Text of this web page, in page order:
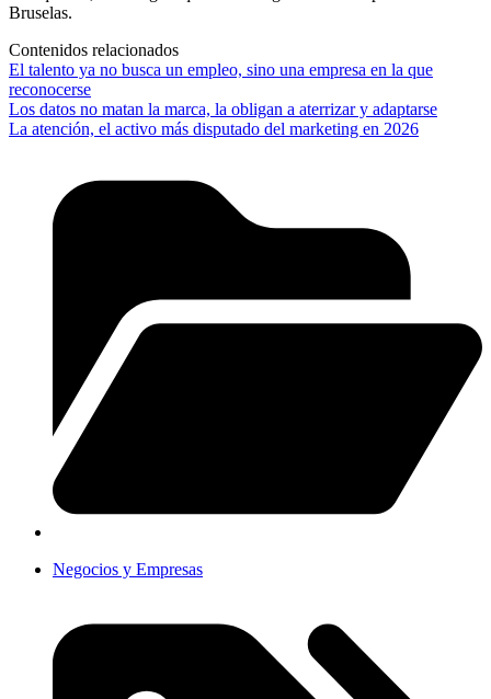
Bruselas.
Contenidos relacionados
El talento ya no busca un empleo, sino una empresa en la que
reconocerse
Los datos no matan la marca, la obligan a aterrizar y adaptarse
La atención, el activo más disputado del marketing en 2026
Negocios y Empresas